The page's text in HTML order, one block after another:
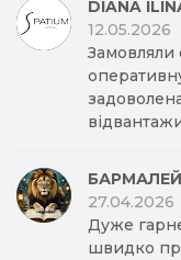
DIANA
12.05.2026
Замовляли
БАРМАЛЕЙ
27.04.2026
Дуже
швидко